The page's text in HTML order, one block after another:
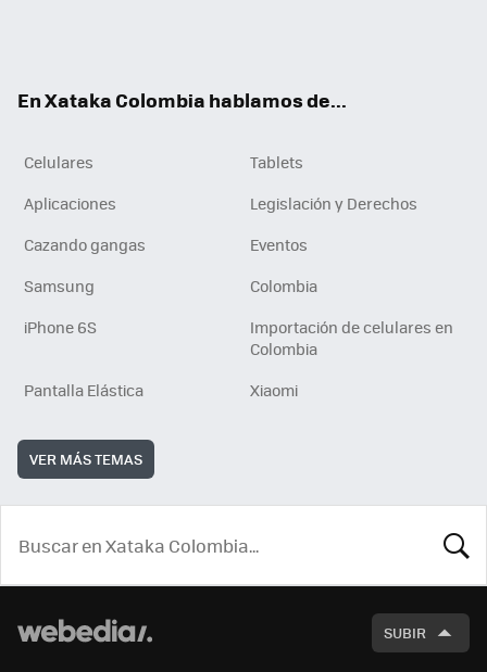
En Xataka Colombia hablamos de...
Celulares
Tablets
Aplicaciones
Legislación y Derechos
Cazando gangas
Eventos
Samsung
Colombia
iPhone 6S
Importación de celulares en
Colombia
Pantalla Elástica
Xiaomi
VER MÁS TEMAS
SUBIR